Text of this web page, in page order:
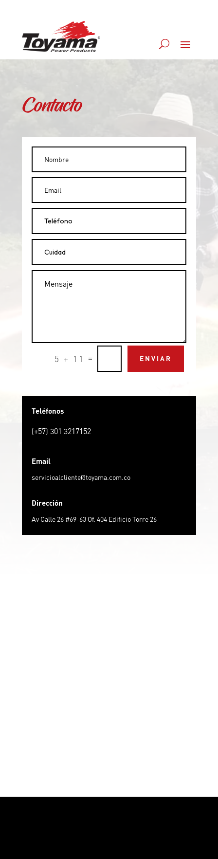
Contacto
5 + 11 = ENVIAR
Teléfonos
(+57) 301 3217152
Email
servicioalcliente@toyama.com.co
Dirección
Av Calle 26 #69-63 Of. 404 Edificio Torre 26